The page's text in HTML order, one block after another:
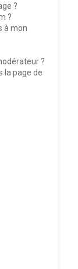
?
?
à mon
?
la page de